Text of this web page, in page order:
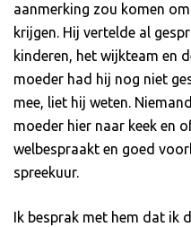
aanmerking zou komen
krijgen. Hij vertelde al
kinderen, het wijkteam en
moeder had hij nog niet
mee, liet hij weten.
moeder hier naar keek en
welbespraakt en goed
spreekuur.
Ik besprak met hem dat ik